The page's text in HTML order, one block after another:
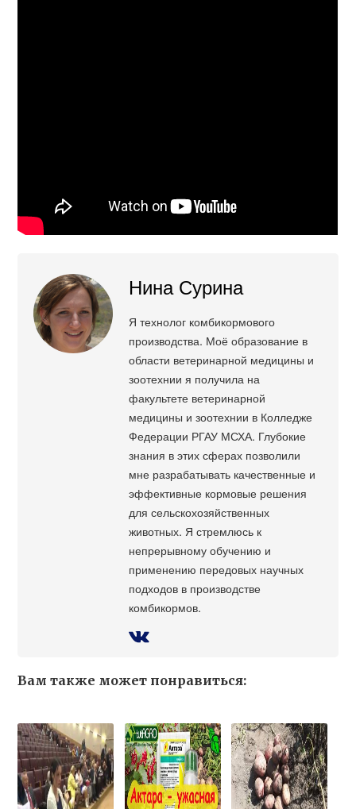
Нина Сурина
Я технолог комбикормового
производства. Моё образование в
области ветеринарной медицины и
зоотехнии я получила на
факультете ветеринарной
медицины и зоотехнии в Колледже
Федерации РГАУ МСХА. Глубокие
знания в этих сферах позволили
мне разрабатывать качественные и
эффективные кормовые решения
для сельскохозяйственных
животных. Я стремлюсь к
непрерывному обучению и
применению передовых научных
подходов в производстве
комбикормов.
Вам также может понравиться: